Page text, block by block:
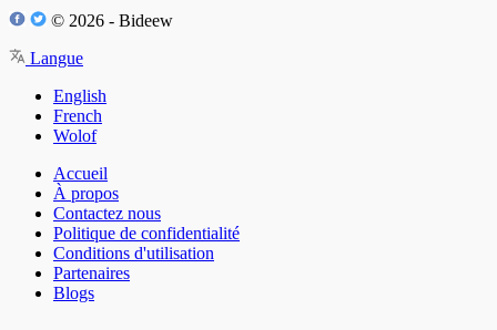
© 2026 - Bideew
Langue
English
French
Wolof
Accueil
À propos
Contactez nous
Politique de confidentialité
Conditions d'utilisation
Partenaires
Blogs